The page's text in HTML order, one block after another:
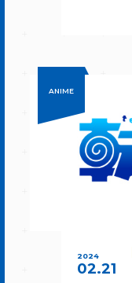
ANIME
2024
02.21